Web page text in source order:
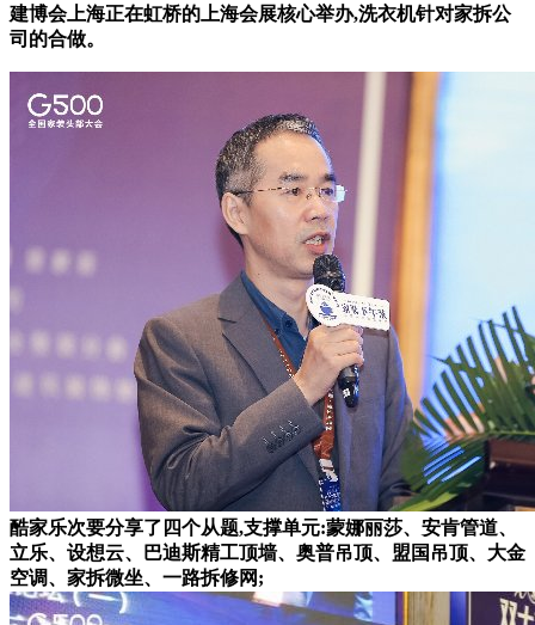
建博会上海正在虹桥的上海会展核心举办,洗衣机针对家拆公
司的合做。
酷家乐次要分享了四个从题,支撑单元:蒙娜丽莎、安肯管道、
立乐、设想云、巴迪斯精工顶墙、奥普吊顶、盟国吊顶、大金
空调、家拆微坐、一路拆修网;